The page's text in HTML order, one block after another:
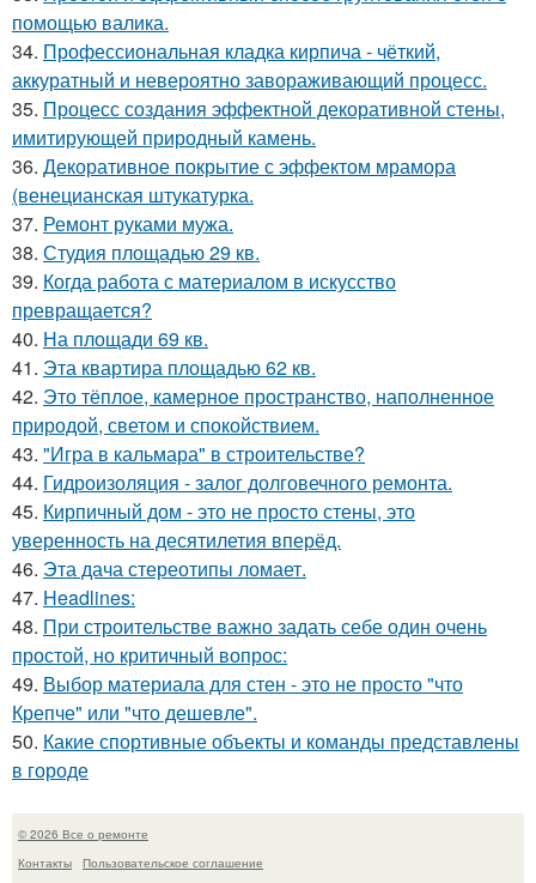
помощью валика.
34. Профессиональная кладка кирпича - чёткий,
аккуратный и невероятно завораживающий процесс.
35. Процесс создания эффектной декоративной стены,
имитирующей природный камень.
36. Декоративное покрытие с эффектом мрамора
(венецианская штукатурка.
37. Ремонт руками мужа.
38. Студия площадью 29 кв.
39. Когда работа с материалом в искусство
превращается?
40. На площади 69 кв.
41. Эта квартира площадью 62 кв.
42. Это тёплое, камерное пространство, наполненное
природой, светом и спокойствием.
43. "Игра в кальмара" в строительстве?
44. Гидроизоляция - залог долговечного ремонта.
45. Кирпичный дом - это не просто стены, это
уверенность на десятилетия вперёд.
46. Эта дача стереотипы ломает.
47. Headlines:
48. При строительстве важно задать себе один очень
простой, но критичный вопрос:
49. Выбор материала для стен - это не просто "что
Крепче" или "что дешевле".
50. Какие спортивные объекты и команды представлены
в городе
© 2026 Все о ремонте
Контакты
Пользовательское соглашение